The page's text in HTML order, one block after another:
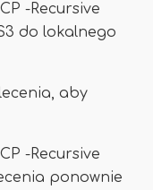
-Recursive
do lokalnego
aby
-Recursive
ponownie